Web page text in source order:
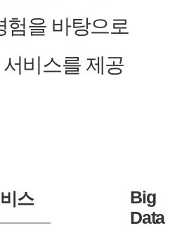
험을 바탕으로
비스를 제공
스
Big
Data